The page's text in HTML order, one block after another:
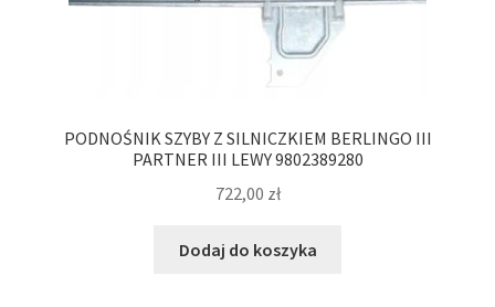
PODNOŚNIK SZYBY Z SILNICZKIEM BERLINGO III
PARTNER III LEWY 9802389280
722,00 zł
Dodaj do koszyka